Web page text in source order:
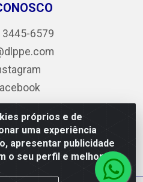
próprios e de
uma experiência
apresentar publicidade
o seu perfil e melhorar a
3445-6579
de Carvalho, 962 - Bongi -
CNPJ 05.429.222/0001-48